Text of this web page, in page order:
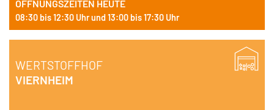
ÖFFNUNGSZEITEN HEUTE
08:30 bis 12:30 Uhr und 13:00 bis 17:30 Uhr
WERTSTOFFHOF
VIERNHEIM